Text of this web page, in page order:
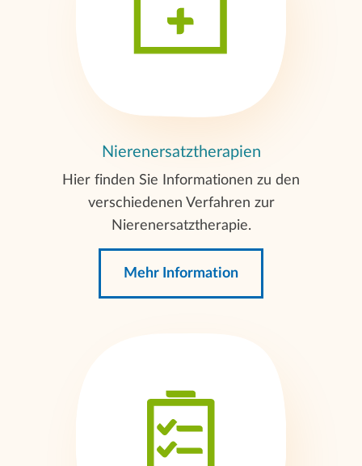
Nierenersatztherapien
Hier finden Sie Informationen zu den
verschiedenen Verfahren zur
Nierenersatztherapie.
Mehr Information